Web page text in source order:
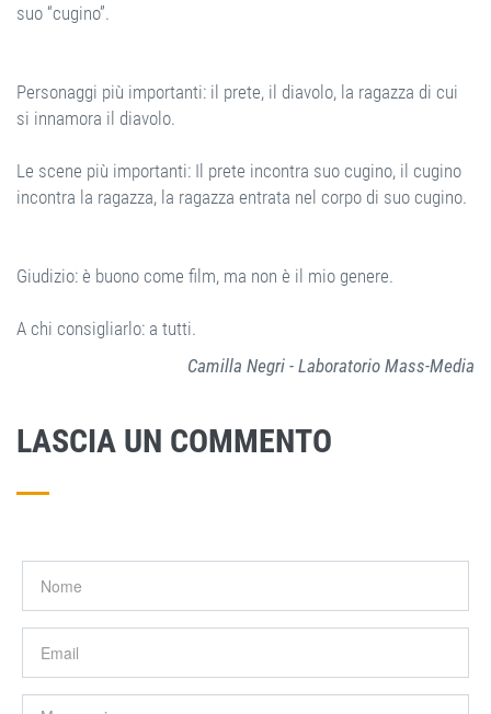
suo “cugino”.
Personaggi più importanti: il prete, il diavolo, la ragazza di cui
si innamora il diavolo.
Le scene più importanti: Il prete incontra suo cugino, il cugino
incontra la ragazza, la ragazza entrata nel corpo di suo cugino.
Giudizio: è buono come film, ma non è il mio genere.
A chi consigliarlo: a tutti.
Camilla Negri - Laboratorio Mass-Media
LASCIA UN COMMENTO